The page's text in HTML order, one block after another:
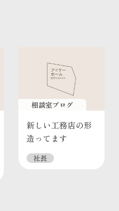
相談室ブログ
新しい工務店の形
造ってます
社長